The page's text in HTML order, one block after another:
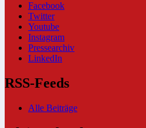
Facebook
Twitter
Youtube
Instagram
Pressearchiv
LinkedIn
RSS-Feeds
Alle Beiträge